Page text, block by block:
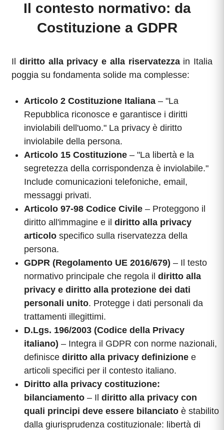
Il contesto normativo: da
Costituzione a GDPR
Il diritto alla privacy e alla riservatezzain Italia
poggia su fondamenta solide ma complesse:
Articolo 2 Costituzione Italiana – "La
Repubblica riconosce e garantisce i diritti
inviolabili dell'uomo." La privacy è diritto
inviolabile della persona.
Articolo 15 Costituzione – "La libertà e la
segretezza della corrispondenza è inviolabile."
Include comunicazioni telefoniche, email,
messaggi privati.
Articolo 97-98 Codice Civile – Proteggono il
diritto all'immagine e il diritto alla privacy
articolo specifico sulla riservatezza della
persona.
GDPR (Regolamento UE 2016/679) – Il testo
normativo principale che regola il diritto alla
privacy e diritto alla protezione dei dati
personali unito. Protegge i dati personali da
trattamenti illegittimi.
D.Lgs. 196/2003 (Codice della Privacy
italiano) – Integra il GDPR con norme nazionali,
definisce diritto alla privacy definizione e
articoli specifici per il contesto italiano.
Diritto alla privacy costituzione:
bilanciamento – Il diritto alla privacy con
quali principi deve essere bilanciato è stabilito
dalla giurisprudenza costituzionale: libertà di